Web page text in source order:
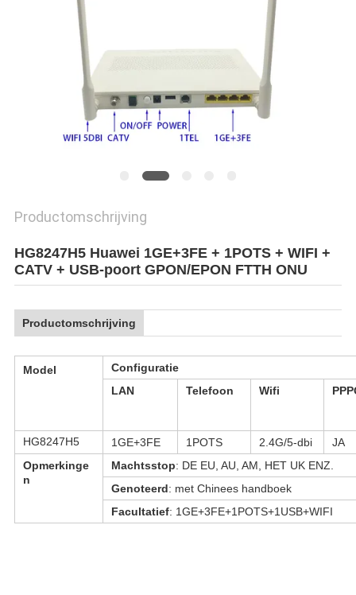
Productomschrijving
HG8247H5 Huawei 1GE+3FE + 1POTS + WIFI +
CATV + USB-poort GPON/EPON FTTH ONU
Productomschrijving
Model
Configuratie
LAN
Telefoon Wifi
HG8247H5 1GE+3FE 1POTS 2.4G/5-dbi
JA
Opmerkinge
n
Machtsstop: DE EU, AU, AM, HET UK ENZ.
Genoteerd: met Chinees handboek
Facultatief: 1GE+3FE+1POTS+1USB+WIFI